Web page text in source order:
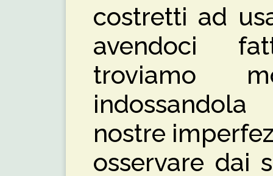
costretti ad
avendoci
troviamo
nostre
osservare dai